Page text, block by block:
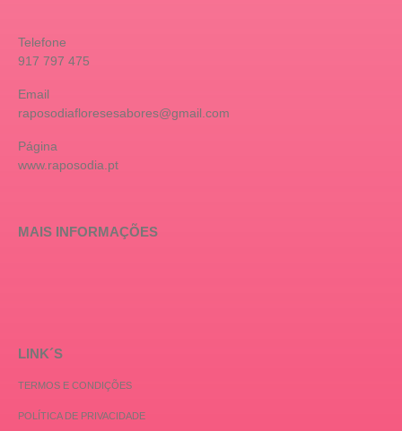
Telefone
917 797 475
Email
raposodiafloresesabores@gmail.com
Página
www.raposodia.pt
MAIS INFORMAÇÕES
LINK´S
TERMOS E CONDIÇÕES
POLÍTICA DE PRIVACIDADE